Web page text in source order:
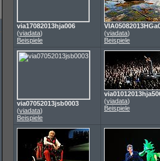
via17082013hja006
(viadata)
Beispiele
(viadata)
Beispiele
via07052013jsb0003
(viadata)
Beispiele
(viadata)
Beispiele